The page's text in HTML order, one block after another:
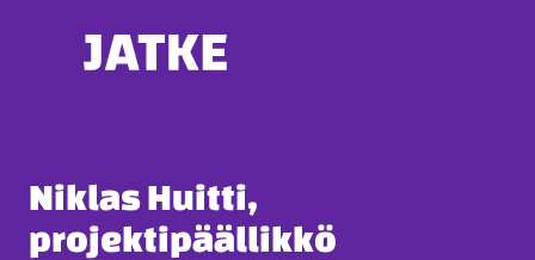
Niklas Huitti,
projektipäällikkö